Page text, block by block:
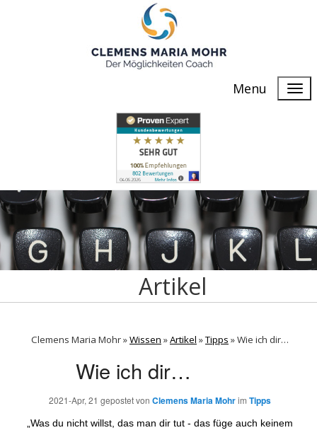
Menu
Artikel
Clemens Maria Mohr »Wissen »Artikel »Tipps »Wie ich dir…
Wie ich dir…
2021-Apr, 21 gepostet von Clemens Maria Mohrim Tipps
„Was du nicht willst, das man dir tut - das füge auch keinem